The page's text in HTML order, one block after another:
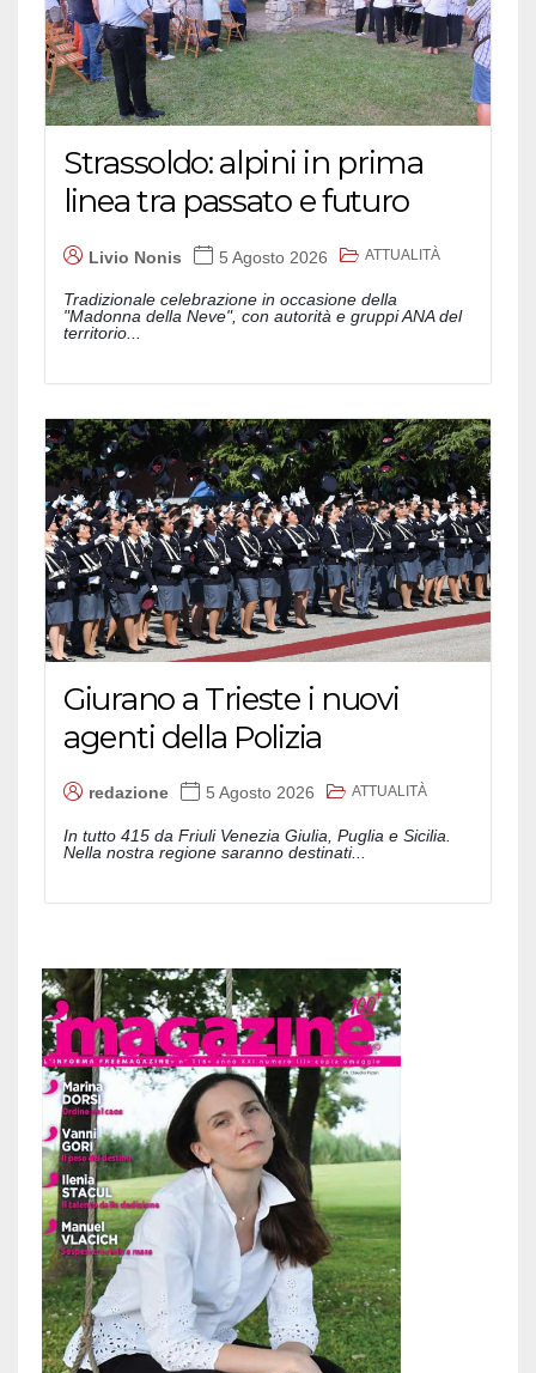
Strassoldo: alpini in prima
linea tra passato e futuro
Livio Nonis 5 Agosto 2026 ATTUALITÀ
Tradizionale celebrazione in occasione della
"Madonna della Neve", con autorità e gruppi ANA del
territorio...
Giurano a Trieste i nuovi
agenti della Polizia
redazione 5 Agosto 2026 ATTUALITÀ
In tutto 415 da Friuli Venezia Giulia, Puglia e Sicilia.
Nella nostra regione saranno destinati...